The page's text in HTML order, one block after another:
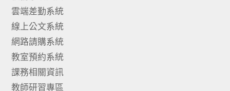
雲端差勤系統
線上公文系統
網路請購系統
教室預約系統
課務相關資訊
教師研習專區